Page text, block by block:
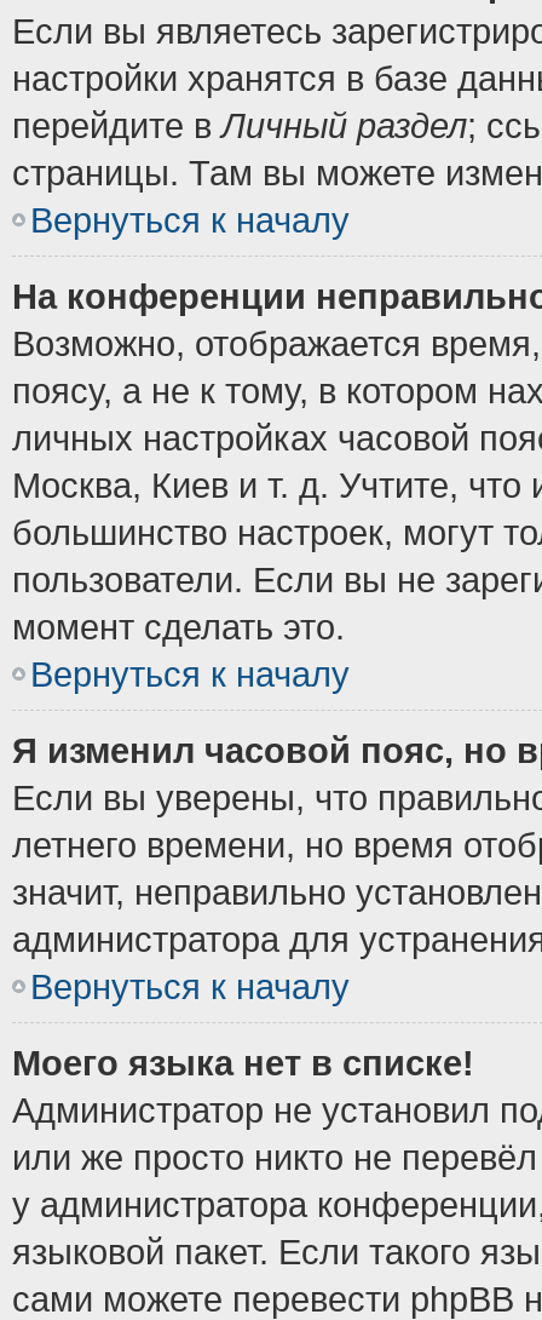
Если вы являетесь
настройки хранятся в базе
перейдите вЛичный раздел;
страницы. Там вы можете
Вернуться к началу
На конференции
Возможно, отображается
поясу, а не к тому, в котором
личных настройках часовой
Москва, Киев и т. д. Учтите, что
большинство настроек, могут
пользователи. Если вы не
момент сделать это.
Вернуться к началу
Я изменил часовой пояс, но
Если вы уверены, что
летнего времени, но время
значит, неправильно
администратора для
Вернуться к началу
Моего языка нет в списке!
Администратор не установил
или же просто никто не
у администратора
языковой пакет. Если такого
сами можете перевести phpBB